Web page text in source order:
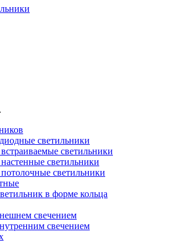
светильники
светильники
светильники
светильники
в форме кольца
свечением
свечением